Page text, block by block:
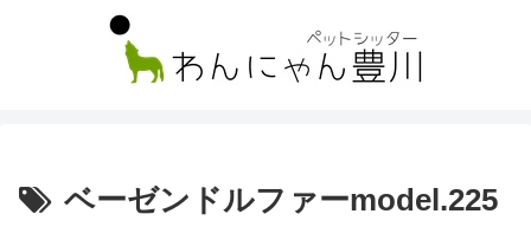
ベーゼンドルファーmodel.225